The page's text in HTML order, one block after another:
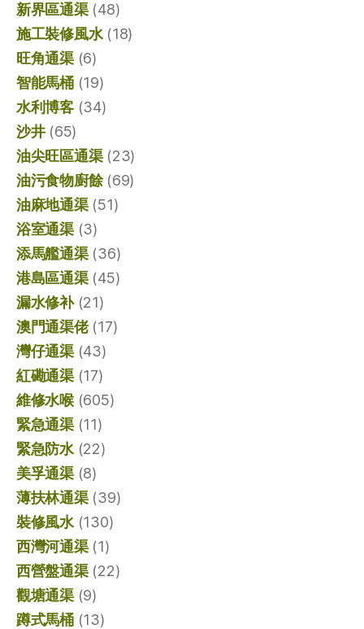
新界區通渠(48)
施工裝修風水(18)
旺角通渠(6)
智能馬桶(19)
水利博客(34)
沙井(65)
油尖旺區通渠(23)
油污食物廚餘(69)
油麻地通渠(51)
浴室通渠(3)
添馬艦通渠(36)
港島區通渠(45)
漏水修补(21)
澳門通渠佬(17)
灣仔通渠(43)
紅磡通渠(17)
維修水喉(605)
緊急通渠(11)
緊急防水(22)
美孚通渠(8)
薄扶林通渠(39)
裝修風水(130)
西灣河通渠(1)
西營盤通渠(22)
觀塘通渠(9)
蹲式馬桶(13)